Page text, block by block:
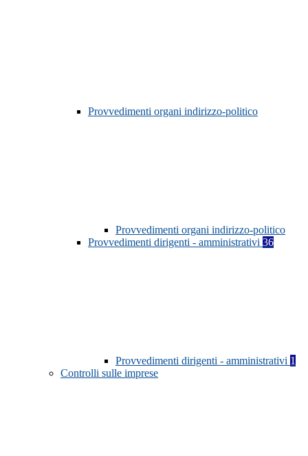
Provvedimenti organi indirizzo-politico
Provvedimenti organi indirizzo-politico
Provvedimenti dirigenti - amministrativi 36
Provvedimenti dirigenti - amministrativi 1
Controlli sulle imprese